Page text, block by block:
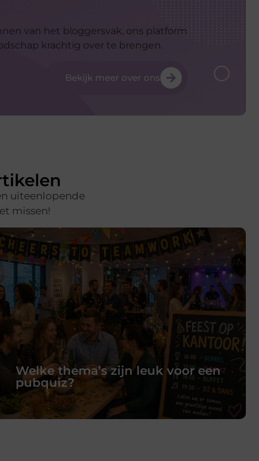
van het bloggersvak, ons platform
krachtig over te brengen.
Bekijk meer over ons
uiteenlopende
missen!
Welke thema’s zijn leuk voor een
pubquiz?